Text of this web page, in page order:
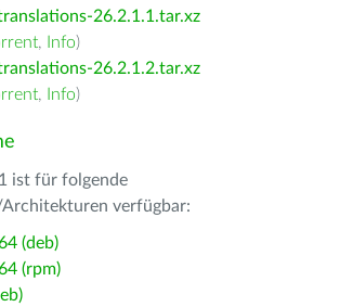
26.2.1.1.tar.xz
, Info)
26.2.1.2.tar.xz
, Info)
ist für folgende
Architekturen verfügbar:
(deb)
(rpm)